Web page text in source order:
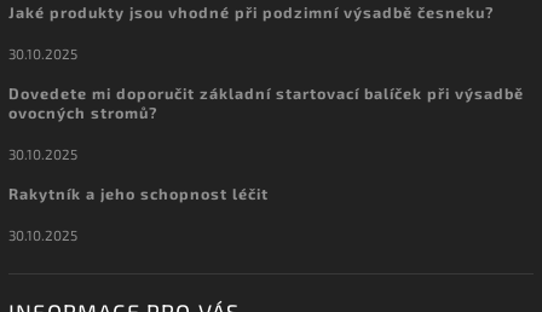
Jaké produkty jsou vhodné při podzimní výsadbě česneku?
30.10.2025
Dovedete mi doporučit základní startovací balíček při výsadbě
ovocných stromů?
30.10.2025
Rakytník a jeho schopnost léčit
30.10.2025